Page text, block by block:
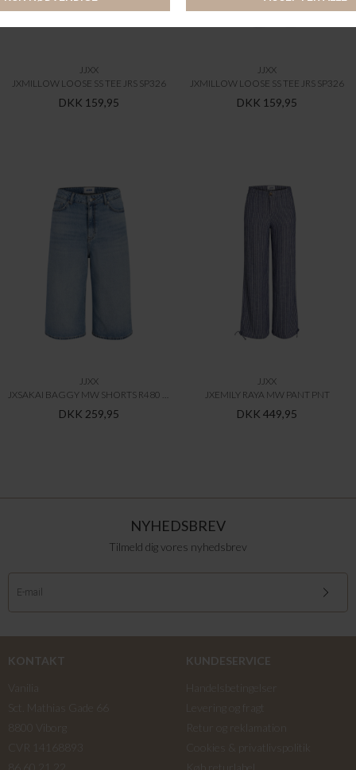
JJXX
JXMILLOW LOOSE SS TEE JRS SP326
DKK 159,95
JJXX
JXMILLOW LOOSE SS TEE JRS SP326
DKK 159,95
JJXX
JXSAKAI BAGGY MW SHORTS R480 DNM LN
DKK 259,95
JJXX
JXEMILY RAYA MW PANT PNT
DKK 449,95
NYHEDSBREV
Tilmeld dig vores nyhedsbrev
KONTAKT
KUNDESERVICE